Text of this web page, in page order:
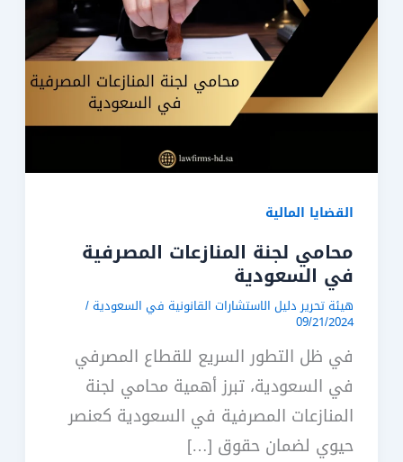
القضايا المالية
محامي لجنة المنازعات المصرفية
في السعودية
هيئة تحرير دليل الاستشارات القانونية في السعودية /
09/21/2024
في ظل التطور السريع للقطاع المصرفي
في السعودية، تبرز أهمية محامي لجنة
المنازعات المصرفية في السعودية كعنصر
حيوي لضمان حقوق […]